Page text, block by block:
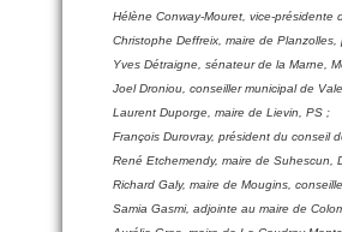
Hélène Conway-Mouret, vice-
Christophe Deffreix, maire de
Yves Détraigne, sénateur de la Marne,
Joel Droniou, conseiller municipal de
Laurent Duporge, maire de Lievin, PS ;
François Durovray, président du conseil
René Etchemendy, maire de Suhescun,
Richard Galy, maire de Mougins,
Samia Gasmi, adjointe au maire de